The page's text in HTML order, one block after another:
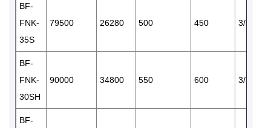
BF-
FNK-
35S
79500 26280 500 450 3/380
BF-
FNK-
30SH
90000 34800 550 600 3/380
BF-